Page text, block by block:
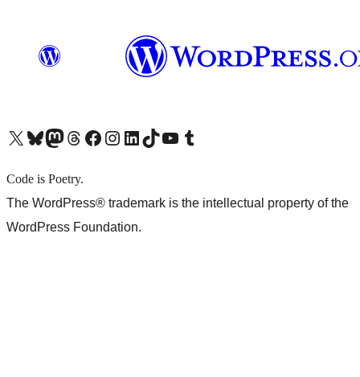
X (旧 Twitter) アカウントへBluesky アカウントへMastodon アカウントへThreads アカウントへ Facebook ページへInstagram アカウントへ LinkedIn アカウントへTikTok アカウントへYouTube チャンネルへ Tumblr アカウントへ
Code is Poetry.
The WordPress® trademark is the intellectual property of the
WordPress Foundation.